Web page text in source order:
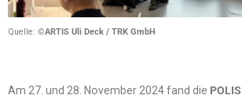
Quelle: ©ARTIS Uli Deck / TRK GmbH
Am 27. und 28. November 2024 fand die